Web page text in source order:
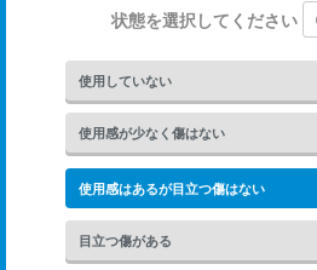
状態を選択してください
使用していない
使用感が少なく傷はない
使用感はあるが目立つ傷はない
目立つ傷がある